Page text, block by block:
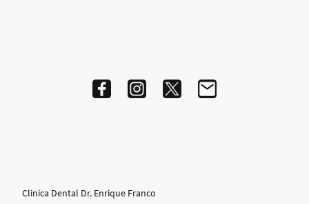
Clinica Dental Dr. Enrique Franco